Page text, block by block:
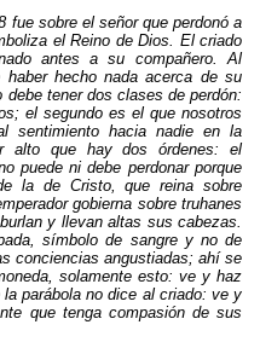
fue sobre el señor que perdonó a
el Reino de Dios. El criado
antes a su compañero. Al
hecho nada acerca de su
tener dos clases de perdón:
el segundo es el que nosotros
sentimiento hacia nadie en la
alto que hay dos órdenes: el
puede ni debe perdonar porque
la de Cristo, que reina sobre
gobierna sobre truhanes
y llevan altas sus cabezas.
símbolo de sangre y no de
conciencias angustiadas; ahí se
solamente esto: ve y haz
parábola no dice al criado: ve y
que tenga compasión de sus